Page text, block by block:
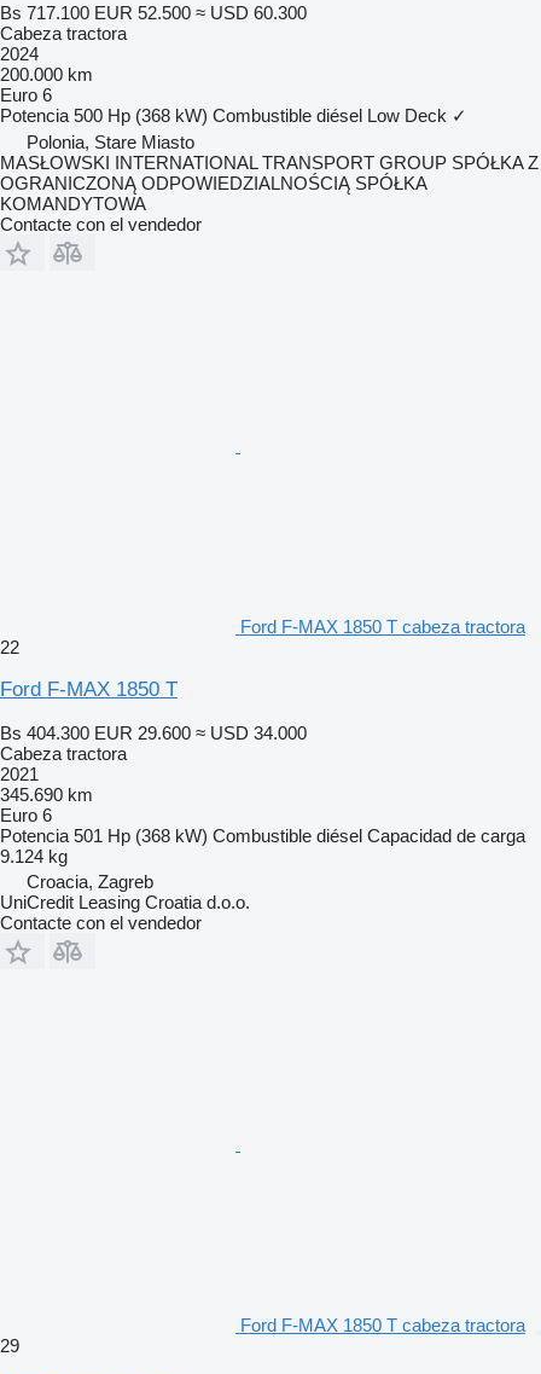
Bs 717.100 EUR 52.500 ≈ USD 60.300
Cabeza tractora
2024
200.000 km
Euro 6
Potencia 500 Hp (368 kW) Combustible diésel Low Deck ✓
Polonia, Stare Miasto
MASŁOWSKI INTERNATIONAL TRANSPORT GROUP SPÓŁKA Z
OGRANICZONĄ ODPOWIEDZIALNOŚCIĄ SPÓŁKA
KOMANDYTOWA
Contacte con el vendedor
Ford F-MAX 1850 T cabeza tractora
22
Ford F-MAX 1850 T
Bs 404.300 EUR 29.600 ≈ USD 34.000
Cabeza tractora
2021
345.690 km
Euro 6
Potencia 501 Hp (368 kW) Combustible diésel Capacidad de carga
9.124 kg
Croacia, Zagreb
UniCredit Leasing Croatia d.o.o.
Contacte con el vendedor
Ford F-MAX 1850 T cabeza tractora
29